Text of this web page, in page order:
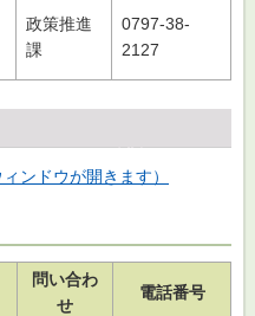
政策推進
課
0797-38-
2127
ンドウが開きます）
問い合わ
せ
電話番号